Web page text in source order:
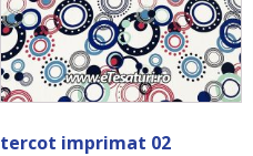
tercot imprimat 02